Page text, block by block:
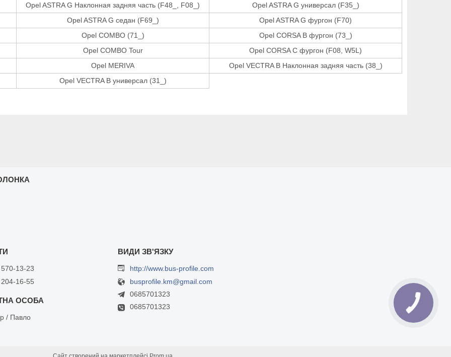
Opel ASTRA G Наклонная задняя часть (F48_, F08_)
Opel ASTRA G универсал (F35_)
Opel ASTRA G седан (F69_)
Opel ASTRA G фургон (F70)
Opel COMBO (71_)
Opel CORSA B фургон (73_)
Opel COMBO Tour
Opel CORSA C фургон (F08, W5L)
Opel MERIVA
Opel VECTRA B Наклонная задняя часть (38_)
Opel VECTRA B универсал (31_)
13-23
16-55
/ Павло
http://www.bus-profile.com
busprofile.km@gmail.com
0685701323
0685701323